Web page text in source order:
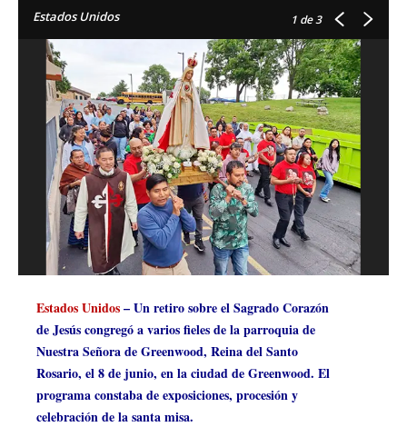
Estados Unidos 1 de 3
Estados Unidos– Un retiro sobre el Sagrado Corazón
de Jesús congregó a varios fieles de la parroquia de
Nuestra Señora de Greenwood, Reina del Santo
Rosario, el 8 de junio, en la ciudad de Greenwood. El
programa constaba de exposiciones, procesión y
celebración de la santa misa.